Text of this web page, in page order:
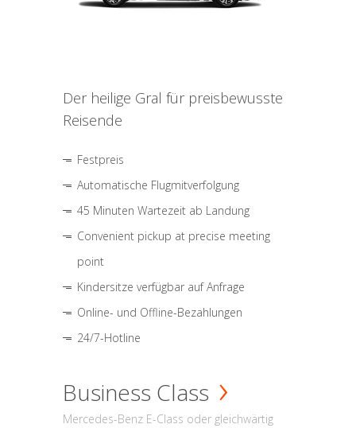
Der heilige Gral für preisbewusste
Reisende
Festpreis
Automatische Flugmitverfolgung
45 Minuten Wartezeit ab Landung
Convenient pickup at precise meeting
point
Kindersitze verfügbar auf Anfrage
Online- und Offline-Bezahlungen
24/7-Hotline
Business Class
Mercedes-Benz E-Class oder gleichwärtig